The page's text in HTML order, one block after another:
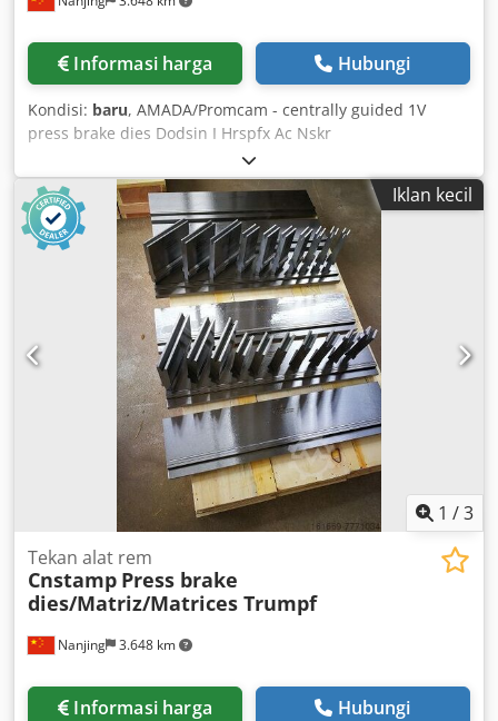
Informasi harga Hubungi
Kondisi: baru, AMADA/Promcam - centrally guided 1V
press brake dies Dodsin I Hrspfx Ac Nskr
Iklan kecil
1 /3
Nanjing 3.648 km
Tekan alat rem
Cnstamp Press brake
dies/Matriz/Matrices Trumpf
Informasi harga Hubungi